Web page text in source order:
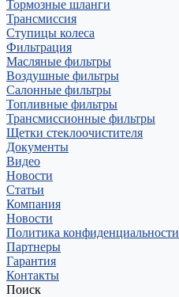
Тормозные шланги
Трансмиссия
Ступицы колеса
Фильтрация
Масляные фильтры
Воздушные фильтры
Салонные фильтры
Топливные фильтры
Трансмиссионные фильтры
Щетки стеклоочистителя
Документы
Видео
Новости
Статьи
Компания
Новости
Политика конфиденциальности
Партнеры
Гарантия
Контакты
Поиск